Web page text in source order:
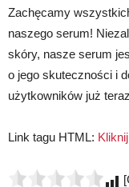
Zachęcamy
naszego serum!
skóry, nasze serum
o jego skuteczności i
użytkowników już
Link tagu HTML: